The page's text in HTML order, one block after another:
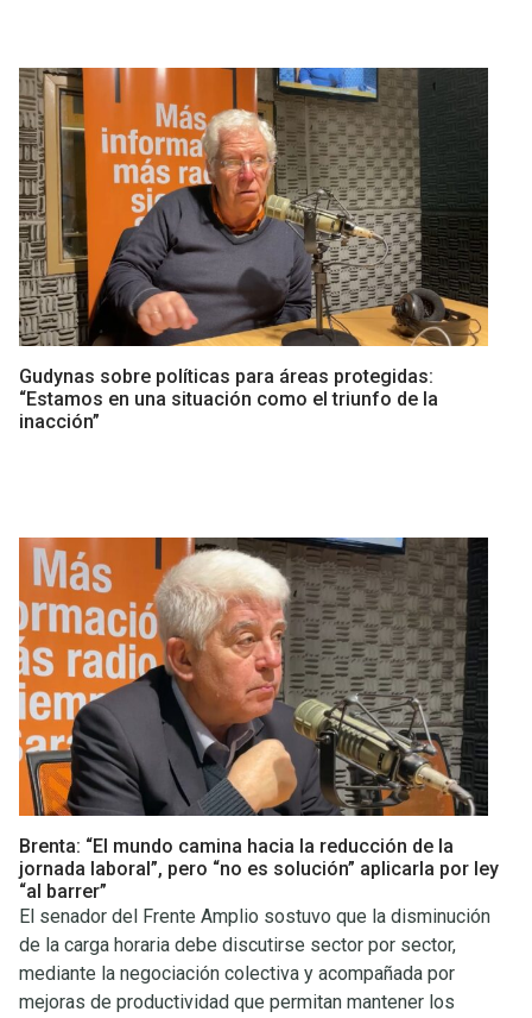
Gudynas sobre políticas para áreas protegidas:
“Estamos en una situación como el triunfo de la
inacción”
Brenta: “El mundo camina hacia la reducción de la
jornada laboral”, pero “no es solución” aplicarla por ley
“al barrer”
El senador del Frente Amplio sostuvo que la disminución
de la carga horaria debe discutirse sector por sector,
mediante la negociación colectiva y acompañada por
mejoras de productividad que permitan mantener los